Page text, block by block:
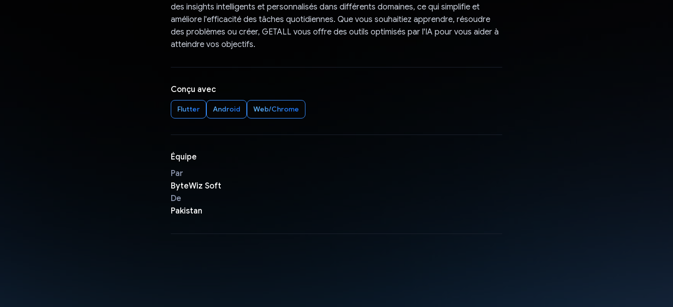
des insights intelligents et personnalisés dans différents domaines, ce qui simplifie et
améliore l'efficacité des tâches quotidiennes. Que vous souhaitiez apprendre, résoudre
des problèmes ou créer, GETALL vous offre des outils optimisés par l'IA pour vous aider à
atteindre vos objectifs.
Conçu avec
Flutter Android Web/Chrome
Équipe
Par
ByteWiz Soft
De
Pakistan